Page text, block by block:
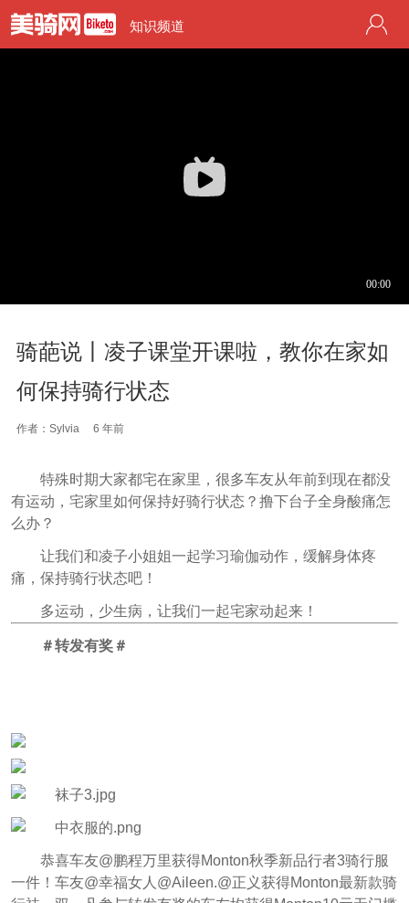
知识频道
骑葩说丨凌子课堂开课啦，教你在家如
何保持骑行状态
作者：Sylvia 6 年前
特殊时期大家都宅在家里，很多车友从年前到现在都没
有运动，宅家里如何保持好骑行状态？撸下台子全身酸痛怎
么办？
让我们和凌子小姐姐一起学习瑜伽动作，缓解身体疼
痛，保持骑行状态吧！
多运动，少生病，让我们一起宅家动起来！
＃转发有奖＃
恭喜车友@鹏程万里获得Monton秋季新品行者3骑行服
一件！车友@幸福女人@Aileen.@正义获得Monton最新款骑